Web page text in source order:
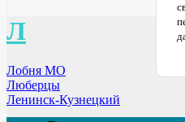
Л
Лобня МО
Люберцы
Ленинск-Кузнецкий